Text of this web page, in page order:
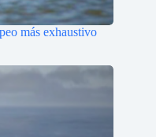
más exhaustivo